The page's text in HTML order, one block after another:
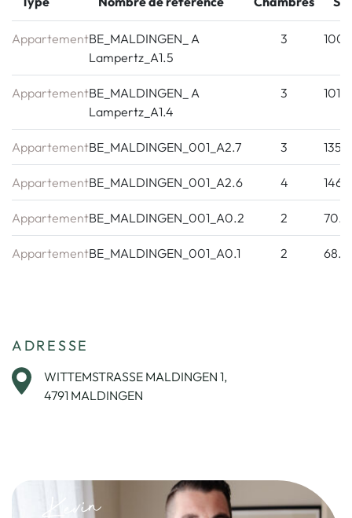
AppartementBE_MALDINGEN_ A
Lampertz_A1.5
3
AppartementBE_MALDINGEN_ A
Lampertz_A1.4
3
AppartementBE_MALDINGEN_001_A2.7 3
AppartementBE_MALDINGEN_001_A2.6 4
AppartementBE_MALDINGEN_001_A0.2 2
AppartementBE_MALDINGEN_001_A0.1 2
ADRESSE
WITTEMSTRASSE MALDINGEN 1,
4791 MALDINGEN